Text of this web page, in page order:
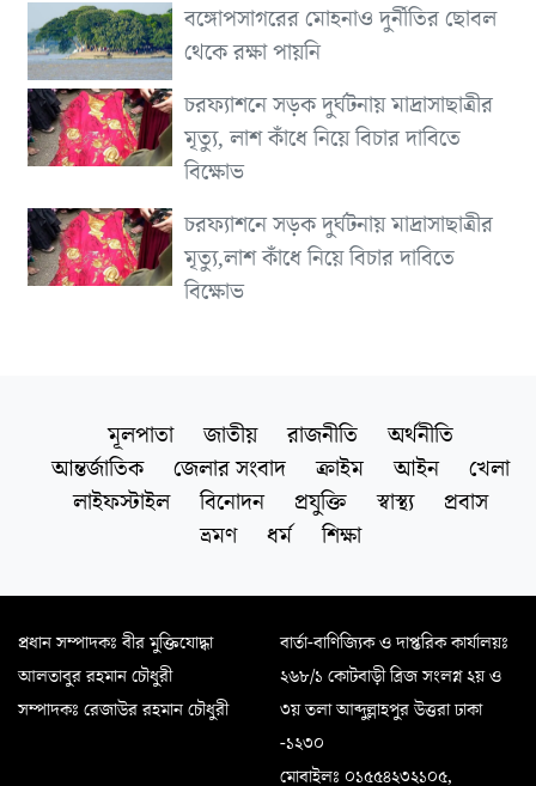
বঙ্গোপসাগরের মোহনাও দুর্নীতির ছোবল
থেকে রক্ষা পায়নি
চরফ্যাশনে সড়ক দুর্ঘটনায় মাদ্রাসাছাত্রীর
মৃত্যু, লাশ কাঁধে নিয়ে বিচার দাবিতে
বিক্ষোভ
চরফ্যাশনে সড়ক দুর্ঘটনায় মাদ্রাসাছাত্রীর
মৃত্যু,লাশ কাঁধে নিয়ে বিচার দাবিতে
বিক্ষোভ
মূলপাতা জাতীয় রাজনীতি
অর্থনীতি
আন্তর্জাতিক
জেলার সংবাদ ক্রাইম আইন
খেলা
লাইফস্টাইল
বিনোদন প্রযুক্তি স্বাস্থ্য
প্রবাস
ভ্রমণ
ধর্ম শিক্ষা
প্রধান সম্পাদকঃ বীর মুক্তিযোদ্ধা
আলতাবুর রহমান চৌধুরী
সম্পাদকঃ রেজাউর রহমান চৌধুরী
বার্তা-বাণিজ্যিক ও দাপ্তরিক কার্যালয়ঃ
২৬৮/১ কোটবাড়ী ব্রিজ সংলগ্ন ২য় ও
৩য় তলা আব্দুল্লাহপুর উত্তরা ঢাকা
-১২৩০
মোবাইলঃ ০১৫৫৪২৩২১০৫,